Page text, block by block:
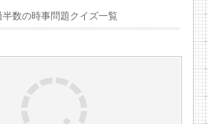
半数の時事問題クイズ一覧